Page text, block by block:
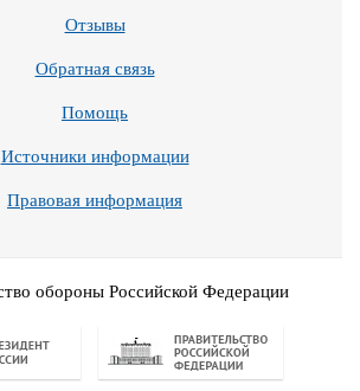
Отзывы
Обратная связь
Помощь
Источники информации
Правовая информация
обороны Российской Федерации